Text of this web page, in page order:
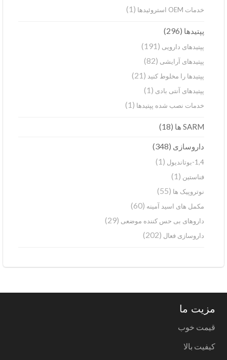
خدمات OEM استروئیدها (1)
پپتیدها(296)
پپتیدهای دارویی(191)
پپتیدهای آرایشی(82)
پپتیدها را مخلوط کنید(21)
پپتیدهای آنتی بادی(1)
خدمات نصب شده پپتیدها(1)
SARM ها (18)
داروسازی (348)
1,4-بوتاندیول (1)
فناستین(1)
نوتروپیک ها (55)
مکمل های اسید آمینه(60)
داروهای بی حس کننده موضعی(29)
داروسازی فعال(202)
مزیت ما
قیمت خوب
کیفیت بالا